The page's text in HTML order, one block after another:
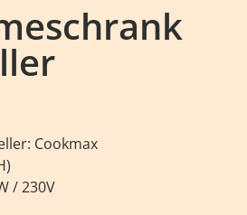
Cookmax
/ 230V